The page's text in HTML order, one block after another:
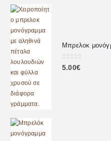
0 out of 5
5.00€